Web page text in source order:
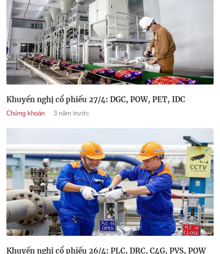
Khuyến nghị cổ phiếu 27/4: DGC, POW, PET, IDC
Chứng khoán 3 năm trước
Khuyến nghị cổ phiếu 26/4: PLC, DRC, C4G, PVS, POW